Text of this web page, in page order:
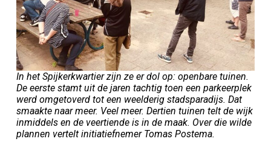
In het Spijkerkwartier zijn ze er dol op: openbare tuinen.
De eerste stamt uit de jaren tachtig toen een parkeerplek
werd omgetoverd tot een weelderig stadsparadijs. Dat
smaakte naar meer. Veel meer. Dertien tuinen telt de wijk
inmiddels en de veertiende is in de maak. Over die wilde
plannen vertelt initiatiefnemer Tomas Postema.